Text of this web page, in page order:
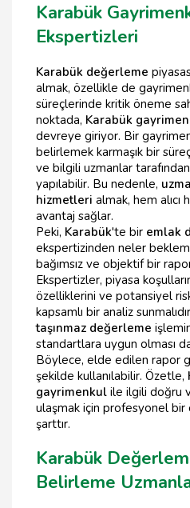
Karabük
Ekspertizleri
Karabük değerleme
almak, özellikle de
süreçlerinde kritik öneme
noktada, Karabük
devreye giriyor. Bir
belirlemek karmaşık bir
ve bilgili uzmanlar
yapılabilir. Bu nedenle,
hizmetleri almak, hem alıcı
avantaj sağlar.
Peki, Karabük'te bir emlak
ekspertizinden neler
bağımsız ve objektif bir
Ekspertizler, piyasa
özelliklerini ve potansiyel
kapsamlı bir analiz
taşınmaz değerleme
standartlara uygun olması
Böylece, elde edilen rapor
şekilde kullanılabilir. Özetle,
gayrimenkul ile ilgili doğru
ulaşmak için profesyonel
şarttır.
Karabük
Belirleme